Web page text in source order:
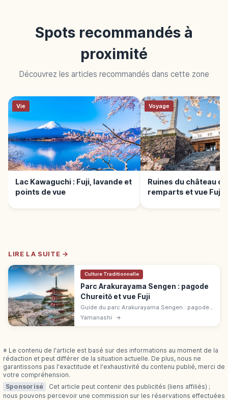
Spots recommandés à
proximité
Découvrez les articles recommandés dans cette zone
Vie
Lac Kawaguchi : Fuji, lavande et
points de vue
Voyage
Ruines du château
remparts et vue Fuji
LIRE LA SUITE →
Culture Traditionnelle
Parc Arakurayama Sengen : pagode
Chureitō et vue Fuji
Guide du parc Arakurayama Sengen : pagode
Chureito, sanctuaire, cerisiers et vue
Yamanashi →
※ Le contenu de l'article est basé sur des informations au moment de la
rédaction et peut différer de la situation actuelle. De plus, nous ne
garantissons pas l'exactitude et l'exhaustivité du contenu publié, merci de
votre compréhension.
Sponsorisé
Cet article peut contenir des publicités (liens affiliés) ;
nous pouvons percevoir une commission sur les réservations effectuées